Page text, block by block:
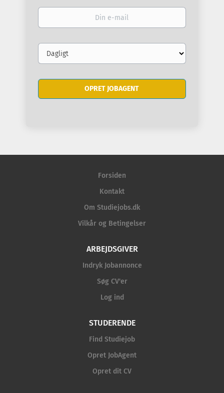
Din
Email
frequency
Forsiden
Kontakt
Om Studiejobs.dk
Vilkår og Betingelser
ARBEJDSGIVER
Indryk Jobannonce
Søg CV'er
Log ind
STUDERENDE
Find Studiejob
Opret JobAgent
Opret dit CV